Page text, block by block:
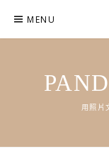
content
MENU
用照片